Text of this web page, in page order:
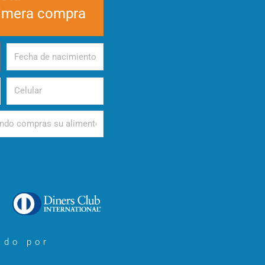
compra
de
nacimiento
Celular
por